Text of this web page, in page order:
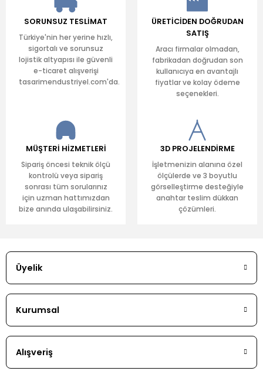
SORUNSUZ TESLİMAT
Türkiye'nin her yerine hızlı,
sigortalı ve sorunsuz
lojistik altyapısı ile güvenli
e-ticaret alışverişi
tasarimendustriyel.com'da.
ÜRETİCİDEN DOĞRUDAN
SATIŞ
Aracı firmalar olmadan,
fabrikadan doğrudan son
kullanıcıya en avantajlı
fiyatlar ve kolay ödeme
seçenekleri.
MÜŞTERİ HİZMETLERİ
Sipariş öncesi teknik ölçü
kontrolü veya sipariş
sonrası tüm sorularınız
için uzman hattımızdan
bize anında ulaşabilirsiniz.
3D PROJELENDİRME
İşletmenizin alanına özel
ölçülerde ve 3 boyutlu
görselleştirme desteğiyle
anahtar teslim dükkan
çözümleri.
Üyelik
Kurumsal
Alışveriş